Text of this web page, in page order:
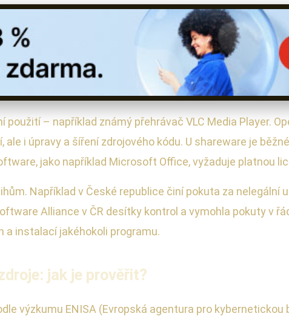
– například známý přehrávač VLC Media Player.
i úpravy a šíření zdrojového kódu. U shareware je
jako například Microsoft Office, vyžaduje platnou
Například v České republice činí pokuta za nelegální
Alliance v ČR desítky kontrol a vymohla pokuty v
a instalací jakéhokoli programu.
jak je prověřit?
výzkumu ENISA (Evropská agentura pro